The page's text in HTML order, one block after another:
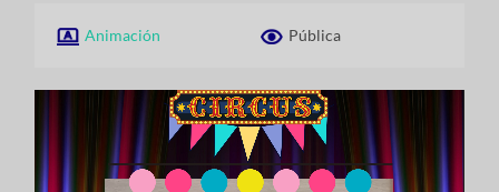
Animación Pública
Reproductor
vídeo